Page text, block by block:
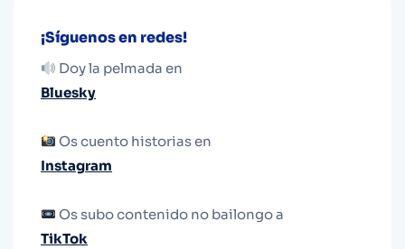
¡Síguenos en redes!
Doy la pelmada en
Bluesky
Os cuento historias en
Instagram
Os subo contenido no bailongo a
TikTok